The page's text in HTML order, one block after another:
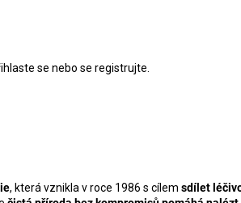
se nebo se registrujte
, která vznikla v roce 1986 s cílem sdílet